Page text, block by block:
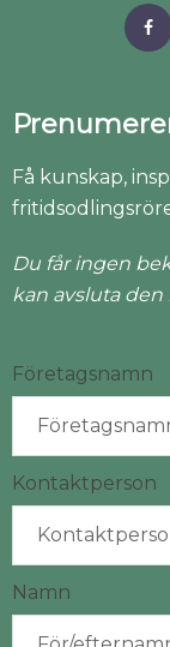
Få kunskap,
Du får ingen
kan avsluta den
Företagsnamn
Kontaktperson
Namn